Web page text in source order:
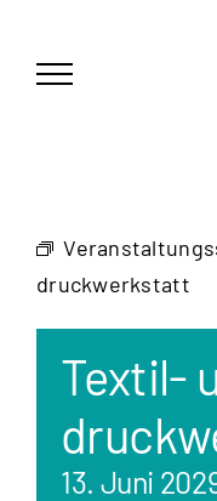
springen
druckwerkstatt
Textil-
13. Juni